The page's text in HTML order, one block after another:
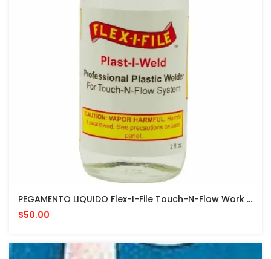
PEGAMENTO LIQUIDO Flex-I-File Touch-N-Flow Work Base And Plast-I-Weld Liquid Cement 2oz
$50.00